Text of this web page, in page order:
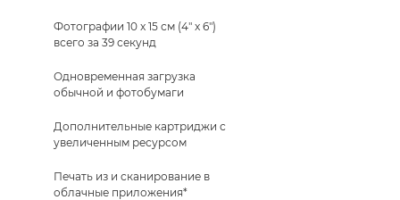
Фотографии 10 x 15 см (4" x 6")
всего за 39 секунд
Одновременная загрузка
обычной и фотобумаги
Дополнительные картриджи с
увеличенным ресурсом
Печать из и сканирование в
облачные приложения*